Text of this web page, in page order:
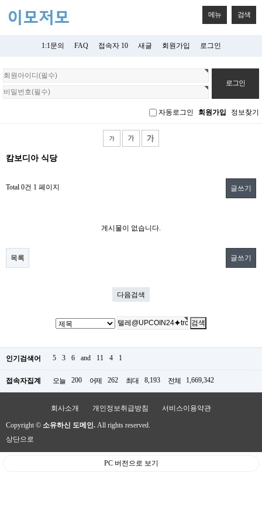
메뉴 검색
1:1문의 FAQ 접속자 10 새글 회원가입 로그인
회
원
로
자동로그인 회원가입 정보찾기
캄보디아 식당
Total 0건 1 페이지 글쓰기
게시물이 없습니다.
목록 글쓰기
다음검색
인기검색어 5 3 6 and 11 4 1
접속자집계 오늘 200 어제 262 최대 8,193 전체 1,669,342
회사소개 개인정보취급방침 서비스이용약관
Copyright © 소유하신 도메인. All rights reserved.
상단으로
PC 버전으로 보기